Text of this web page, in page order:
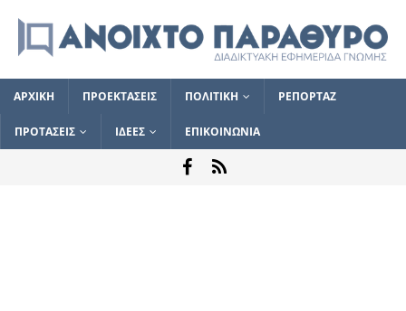
ΑΡΧΙΚΗ ΠΡΟΕΚΤΑΣΕΙΣ ΠΟΛΙΤΙΚΗ ΡΕΠΟΡΤΑΖ
ΠΡΟΤΑΣΕΙΣ ΙΔΕΕΣ ΕΠΙΚΟΙΝΩΝΙΑ